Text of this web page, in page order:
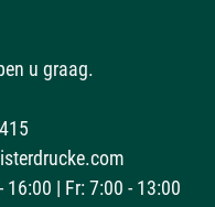
u graag.
16:00 | Fr: 7:00 - 13:00